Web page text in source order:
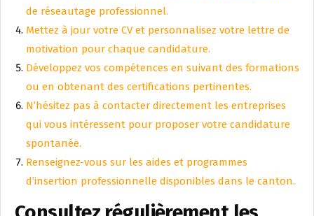
de réseautage professionnel.
Mettez à jour votre CV et personnalisez votre lettre de
motivation pour chaque candidature.
Développez vos compétences en suivant des formations
ou en obtenant des certifications pertinentes.
N’hésitez pas à contacter directement les entreprises
qui vous intéressent pour proposer votre candidature
spontanée.
Renseignez-vous sur les aides et programmes
d’insertion professionnelle disponibles dans le canton.